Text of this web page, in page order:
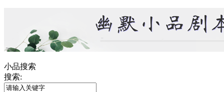
小品搜索
搜索: